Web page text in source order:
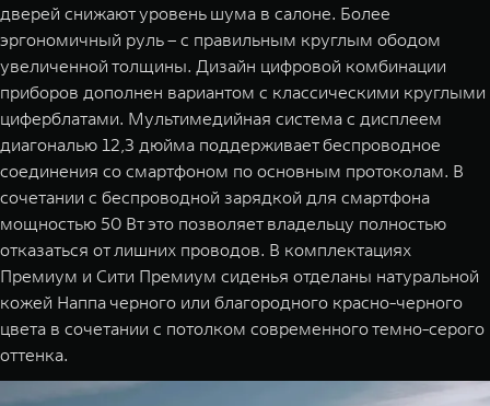
дверей снижают уровень шума в салоне. Более
эргономичный руль – с правильным круглым ободом
увеличенной толщины. Дизайн цифровой комбинации
приборов дополнен вариантом с классическими круглыми
циферблатами. Мультимедийная система с дисплеем
диагональю 12,3 дюйма поддерживает беспроводное
соединения со смартфоном по основным протоколам. В
сочетании с беспроводной зарядкой для смартфона
мощностью 50 Вт это позволяет владельцу полностью
отказаться от лишних проводов. В комплектациях
Премиум и Сити Премиум сиденья отделаны натуральной
кожей Наппа черного или благородного красно-черного
цвета в сочетании с потолком современного темно-серого
оттенка.